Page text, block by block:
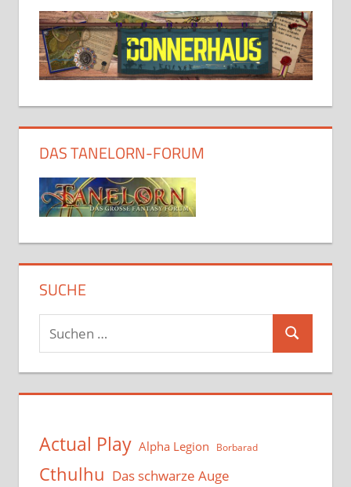
DAS TANELORN-FORUM
SUCHE
Suchen
nach:
Suchen
Actual Play Alpha Legion Borbarad
Cthulhu Das schwarze Auge